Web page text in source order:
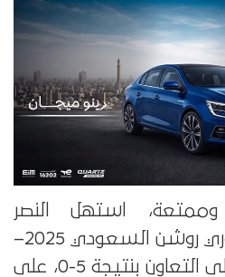
استهل النصر
السعودي موسم دوري روشن السعودي 2025–
2026 بانتصار ساحق على التعاون بنتيجة 5-0، على